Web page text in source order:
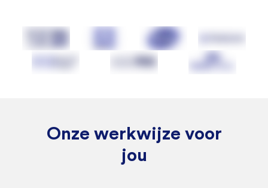
Onze werkwijze voor
jou